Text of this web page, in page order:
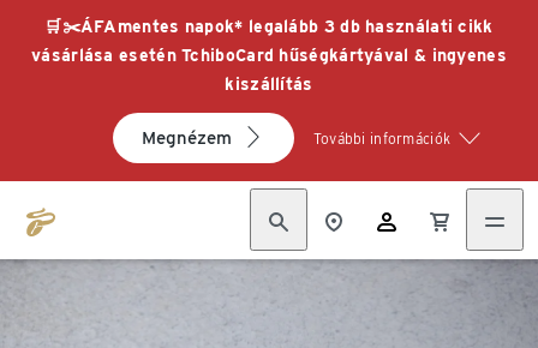
🛒✂️ÁFAmentes napok* legalább 3 db használati cikk
vásárlása esetén TchiboCard hűségkártyával & ingyenes
kiszállítás
Megnézem További információk